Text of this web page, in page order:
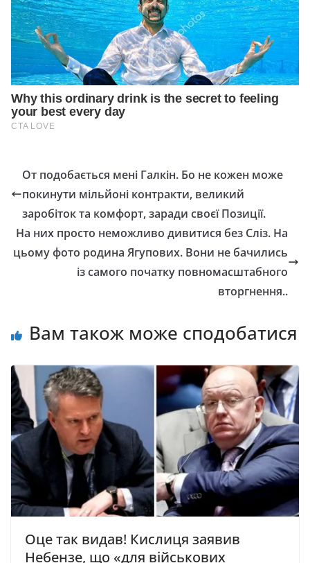
От подобається мені Галкін. Бо не кожен може
покинути мільйоні контракти, великий
заробіток та комфорт, заради своєї Позиції.
На них просто неможливо дивитися без Сліз. На
цьому фото родина Ягупових. Вони не бачились
із самого початку повномасштабного
вторгнення..
Вам також може сподобатися
Оце так видав! Кислиця заявив
Небензе, що «для військових